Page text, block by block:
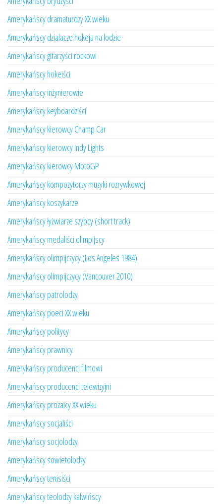
Amerykańscy dramaturdzy XX wieku
Amerykańscy działacze hokeja na lodzie
Amerykańscy gitarzyści rockowi
Amerykańscy hokeiści
Amerykańscy inżynierowie
Amerykańscy keyboardziści
Amerykańscy kierowcy Champ Car
Amerykańscy kierowcy Indy Lights
Amerykańscy kierowcy MotoGP
Amerykańscy kompozytorzy muzyki rozrywkowej
Amerykańscy koszykarze
Amerykańscy łyżwiarze szybcy (short track)
Amerykańscy medaliści olimpijscy
Amerykańscy olimpijczycy (Los Angeles 1984)
Amerykańscy olimpijczycy (Vancouver 2010)
Amerykańscy patrolodzy
Amerykańscy poeci XX wieku
Amerykańscy politycy
Amerykańscy prawnicy
Amerykańscy producenci filmowi
Amerykańscy producenci telewizyjni
Amerykańscy prozaicy XX wieku
Amerykańscy socjaliści
Amerykańscy socjolodzy
Amerykańscy sowietolodzy
Amerykańscy tenisiści
Amerykańscy teolodzy kalwińscy